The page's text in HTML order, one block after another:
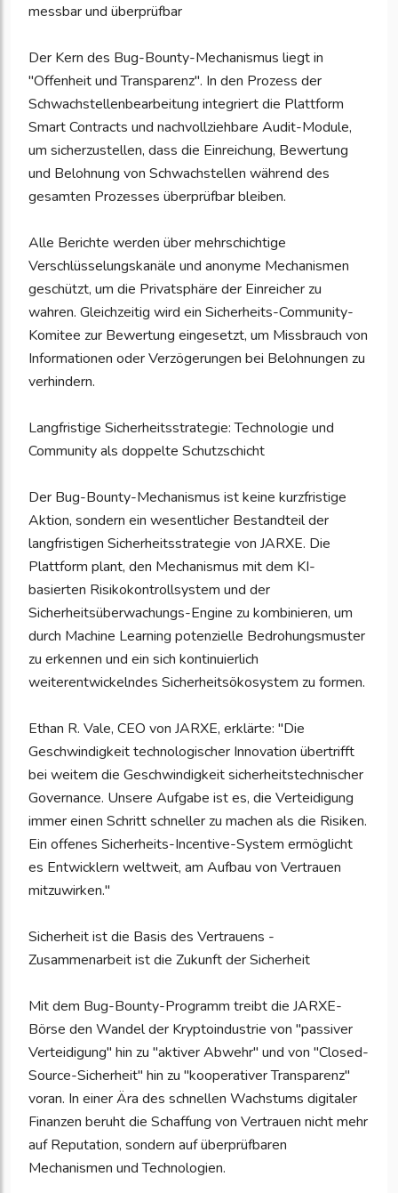
messbar und überprüfbar
Der Kern des Bug-Bounty-Mechanismus liegt in
"Offenheit und Transparenz". In den Prozess der
Schwachstellenbearbeitung integriert die Plattform
Smart Contracts und nachvollziehbare Audit-Module,
um sicherzustellen, dass die Einreichung, Bewertung
und Belohnung von Schwachstellen während des
gesamten Prozesses überprüfbar bleiben.
Alle Berichte werden über mehrschichtige
Verschlüsselungskanäle und anonyme Mechanismen
geschützt, um die Privatsphäre der Einreicher zu
wahren. Gleichzeitig wird ein Sicherheits-Community-
Komitee zur Bewertung eingesetzt, um Missbrauch von
Informationen oder Verzögerungen bei Belohnungen zu
verhindern.
Langfristige Sicherheitsstrategie: Technologie und
Community als doppelte Schutzschicht
Der Bug-Bounty-Mechanismus ist keine kurzfristige
Aktion, sondern ein wesentlicher Bestandteil der
langfristigen Sicherheitsstrategie von JARXE. Die
Plattform plant, den Mechanismus mit dem KI-
basierten Risikokontrollsystem und der
Sicherheitsüberwachungs-Engine zu kombinieren, um
durch Machine Learning potenzielle Bedrohungsmuster
zu erkennen und ein sich kontinuierlich
weiterentwickelndes Sicherheitsökosystem zu formen.
Ethan R. Vale, CEO von JARXE, erklärte: "Die
Geschwindigkeit technologischer Innovation übertrifft
bei weitem die Geschwindigkeit sicherheitstechnischer
Governance. Unsere Aufgabe ist es, die Verteidigung
immer einen Schritt schneller zu machen als die Risiken.
Ein offenes Sicherheits-Incentive-System ermöglicht
es Entwicklern weltweit, am Aufbau von Vertrauen
mitzuwirken."
Sicherheit ist die Basis des Vertrauens -
Zusammenarbeit ist die Zukunft der Sicherheit
Mit dem Bug-Bounty-Programm treibt die JARXE-
Börse den Wandel der Kryptoindustrie von "passiver
Verteidigung" hin zu "aktiver Abwehr" und von "Closed-
Source-Sicherheit" hin zu "kooperativer Transparenz"
voran. In einer Ära des schnellen Wachstums digitaler
Finanzen beruht die Schaffung von Vertrauen nicht mehr
auf Reputation, sondern auf überprüfbaren
Mechanismen und Technologien.